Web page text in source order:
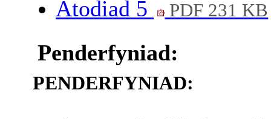
Atodiad 5 PDF 231 KB
Penderfyniad:
PENDERFYNIAD: